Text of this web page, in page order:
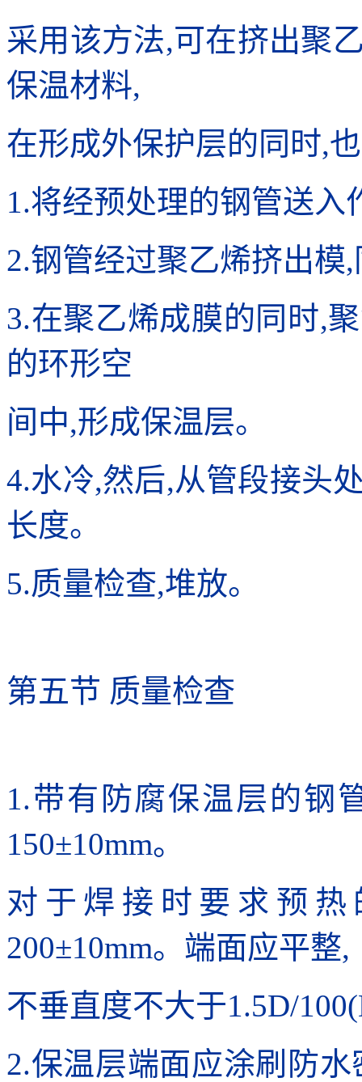
采用该方法,可在挤出聚
保温材料,
在形成外保护层的同时,
1.将经预处理的钢管送入
2.钢管经过聚乙烯挤出模
3.在聚乙烯成膜的同时,
的环形空
间中,形成保温层。
4.水冷,然后,从管段接头
长度。
5.质量检查,堆放。
第五节 质量检查
1.带有防腐保温层的钢
150±10mm。
对于焊接时要求预
200±10mm。端面应平整,
不垂直度不大于1.5D/
2.保温层端面应涂刷防